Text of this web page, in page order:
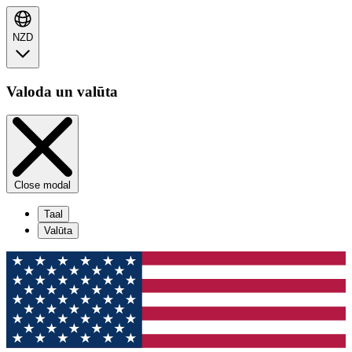
NZD
Valoda un valūta
Close modal
Taal
Valūta